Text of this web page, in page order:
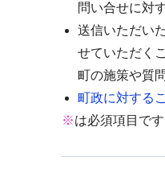
問い合せに対
送信いただい
せていただく
町の施策や質
町政に対する
※は必須項目です